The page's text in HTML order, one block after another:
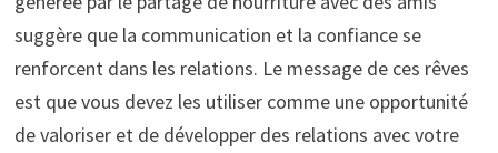
suggère que la communication et la confiance se
renforcent dans les relations. Le message de ces rêves
est que vous devez les utiliser comme une opportunité
de valoriser et de développer des relations avec votre